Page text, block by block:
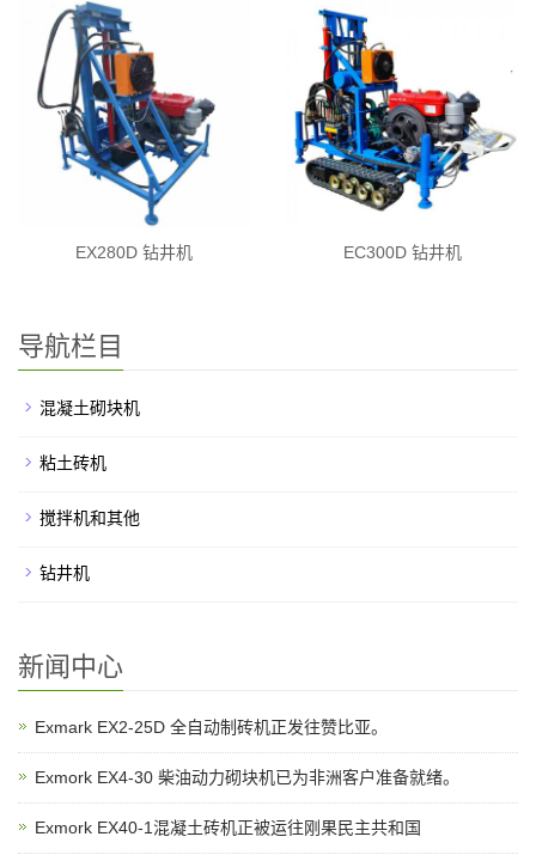
EX280D 钻井机 EC300D 钻井机
导航栏目
混凝土砌块机
粘土砖机
搅拌机和其他
钻井机
新闻中心
Exmark EX2-25D 全自动制砖机正发往赞比亚。
Exmork EX4-30 柴油动力砌块机已为非洲客户准备就绪。
Exmork EX40-1混凝土砖机正被运往刚果民主共和国